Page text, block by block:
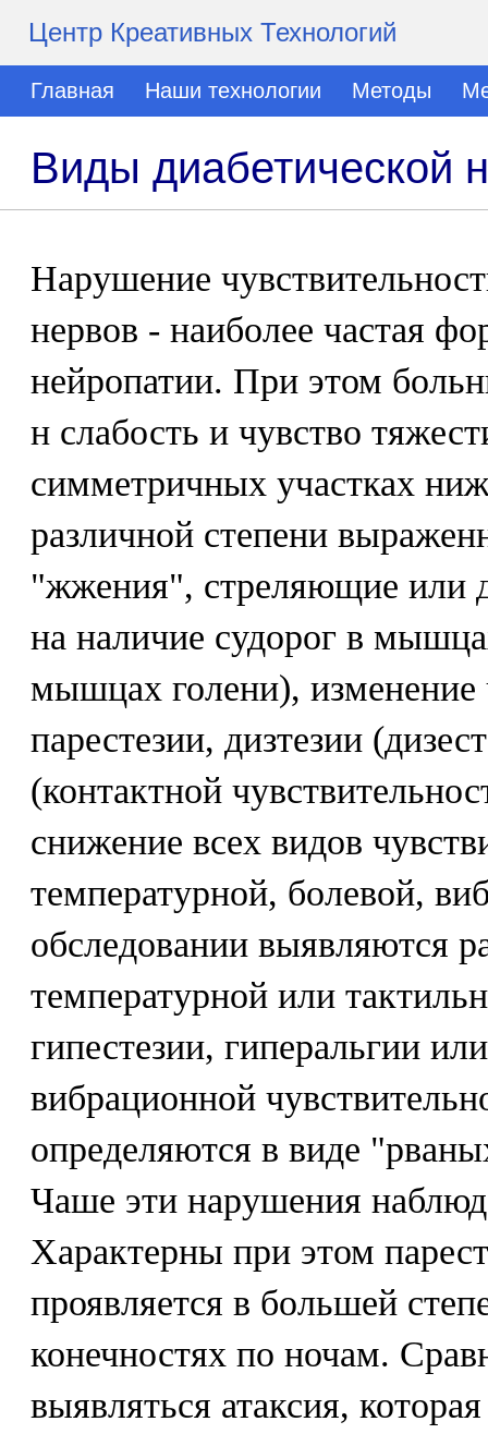
Центр Креативных Технологий
Главная Наши технологии Методы
Виды диабетической
Нарушение
нервов - наиболее частая
нейропатии. При этом
н слабость и чувство
симметричных участках
различной степени
"жжения", стреляющие или
на наличие судорог в
мышцах голени), изменение
парестезии, дизтезии
(контактной
снижение всех видов
температурной, болевой,
обследовании выявляются
температурной или
гипестезии, гиперальгии
вибрационной
определяются в виде
Чаше эти нарушения
Характерны при этом
проявляется в большей
конечностях по ночам.
выявляться атаксия,